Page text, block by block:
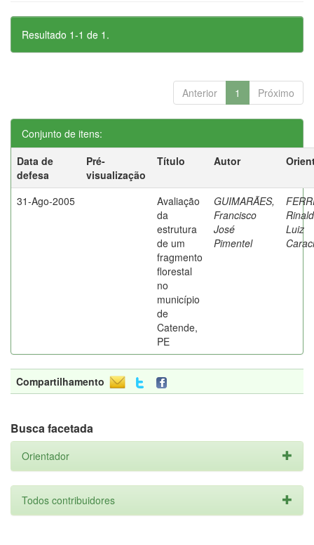
Resultado 1-1 de 1.
Anterior 1 Próximo
Conjunto de itens:
Data de
defesa
Pré-
visualização
Título Autor
31-Ago-2005
Avaliação
da
estrutura
de um
fragmento
florestal
no
município
de
Catende,
PE
GUIMARÃES,
Francisco
José
Pimentel
Luiz
Compartilhamento
Busca facetada
Orientador
Todos contribuidores